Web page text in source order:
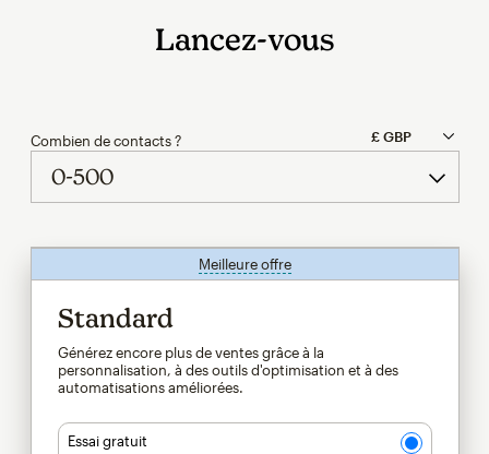
Lancez-vous
Combien de contacts ?
Meilleure offreinfobulle
Standard
Générez encore plus de ventes grâce à la
personnalisation, à des outils d'optimisation et à des
automatisations améliorées.
Essai gratuit